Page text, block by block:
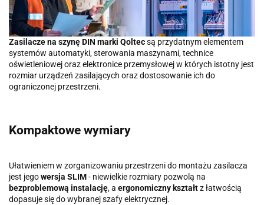
Zasilacze na szynę DIN marki Qoltecsą przydatnym elementem
systemów automatyki, sterowania maszynami, technice
oświetleniowej oraz elektronice przemysłowej w których istotny jest
rozmiar urządzeń zasilających oraz dostosowanie ich do
ograniczonej przestrzeni.
Kompaktowe wymiary
Ułatwieniem w zorganizowaniu przestrzeni do montażu zasilacza
jest jegowersja SLIM- niewielkie rozmiary pozwolą na
bezproblemową instalację, a ergonomiczny kształtz łatwością
dopasuje się do wybranej szafy elektrycznej.